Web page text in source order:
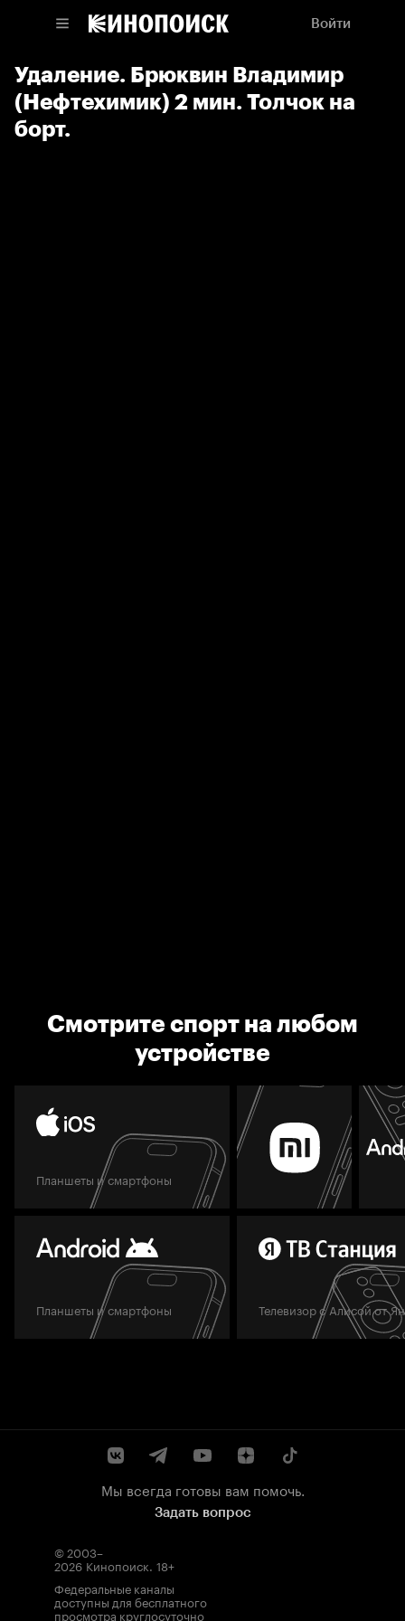
Войти
Удаление. Брюквин Владимир
(Нефтехимик) 2 мин. Толчок на
борт.
Смотрите спорт на любом
устройстве
Планшеты и смартфоны
Планшеты и смартфоны Телевизор с Алисой от
Мы всегда готовы вам помочь.
Задать вопрос
© 2003–
2026 Кинопоиск. 18+
Федеральные каналы
доступны для бесплатного
просмотра круглосуточно